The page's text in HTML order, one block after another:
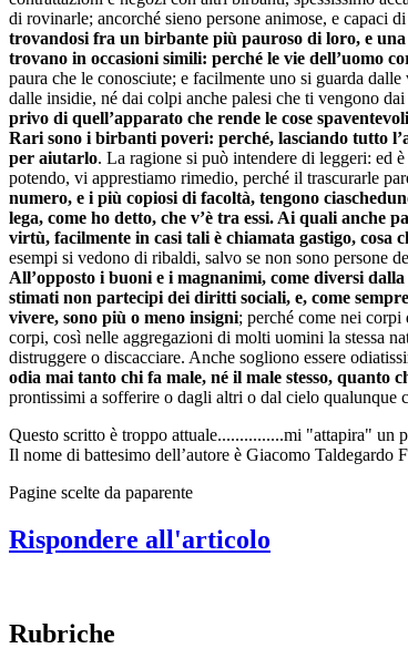
di rovinarle; ancorché sieno persone animose, e capaci
trovandosi fra un birbante più pauroso di loro, e
trovano in occasioni simili: perché le vie dell’uomo
paura che le conosciute; e facilmente uno si guarda
dalle insidie, né dai colpi anche palesi che ti vengono
privo di quell’apparato che rende le cose
Rari sono i birbanti poveri: perché, lasciando tutto
per aiutarlo. La ragione si può intendere di leggeri: ed
potendo, vi apprestiamo rimedio, perché il trascurarle
numero, e i più copiosi di facoltà, tengono
lega, come ho detto, che v’è tra essi. Ai quali anche
virtù, facilmente in casi tali è chiamata gastigo,
esempi si vedono di ribaldi, salvo se non sono persone
All’opposto i buoni e i magnanimi, come diversi
stimati non partecipi dei diritti sociali, e, come
vivere, sono più o meno insigni; perché come nei
corpi, così nelle aggregazioni di molti uomini la stessa
distruggere o discacciare. Anche sogliono essere
odia mai tanto chi fa male, né il male stesso, quanto
prontissimi a sofferire o dagli altri o dal cielo qualunque
Questo scritto è troppo attuale...............mi "attapira" un
Il nome di battesimo dell’autore è Giacomo Taldegardo
Pagine scelte da paparente
Rispondere all'articolo
Rubriche